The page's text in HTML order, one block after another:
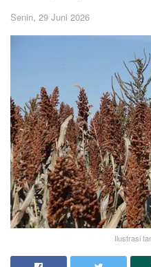
Senin, 29 Juni 2026
Ilustrasi